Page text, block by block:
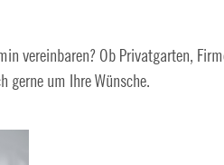
vereinbaren? Ob Privatgarten,
gerne um Ihre Wünsche.